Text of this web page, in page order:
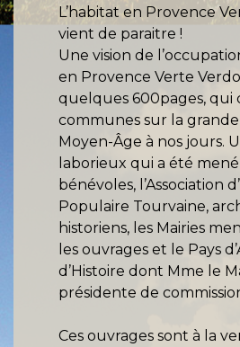
L’habitat en Provence
vient de paraitre !
Une vision de
en Provence Verte
quelques 600pages, qui
communes sur la
Moyen-Âge à nos jours.
laborieux qui a été
bénévoles, l’Association
Populaire Tourvaine,
historiens, les Mairies
les ouvrages et le Pays
d’Histoire dont Mme le
présidente de
Ces ouvrages sont à la